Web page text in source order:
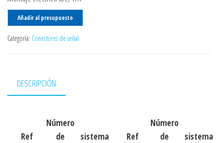
Añadir al presupuesto
Categoría: Conectores de señal
DESCRIPCIÓN
Ref
Número
de
sistema Ref
Número
de
sistema